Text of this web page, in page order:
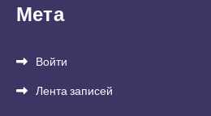
Мета
Войти
Лента записей